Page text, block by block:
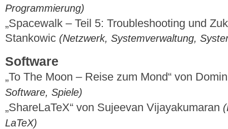
Programmierung)
„Spacewalk – Teil 5: Troubleshooting und
Stankowic (Netzwerk, Systemverwaltung,
Software
„To The Moon – Reise zum Mond“ von
Software, Spiele)
„ShareLaTeX“ von Sujeevan Vijayakumaran
LaTeX)